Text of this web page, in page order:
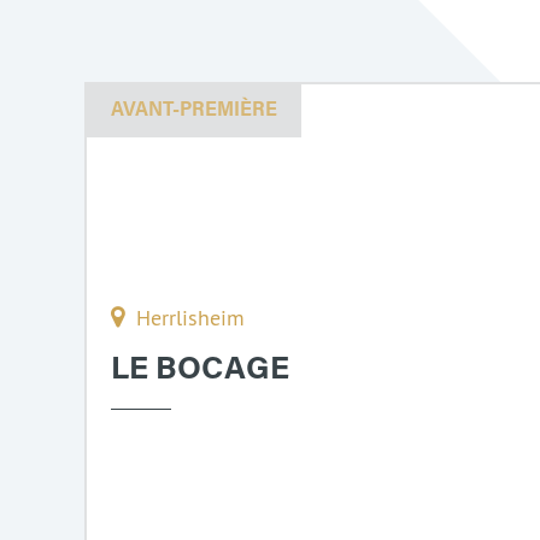
AVANT-PREMIÈRE
Herrlisheim
LE BOCAGE